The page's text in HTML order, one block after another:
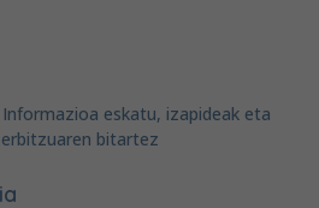
eskatu, izapideak eta
bitartez